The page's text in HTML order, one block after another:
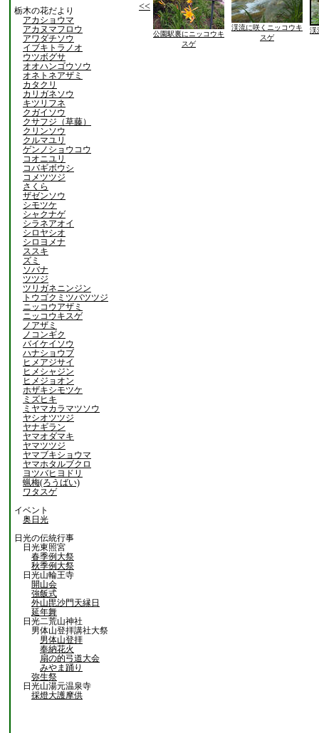
栃木の花だより
アカショウマ
アカヌマフロウ
アワダチソウ
イブキトラノオ
ウツボグサ
オオハンゴウソウ
オネトネアザミ
カタクリ
カリガネソウ
キツリフネ
クガイソウ
クサフジ（草藤）
クリンソウ
クルマユリ
ゲンノショウコウ
コオニユリ
コバギボウシ
コメツツジ
さくら
ザゼンソウ
シモツケ
シャクナゲ
シラネアオイ
シロヤシオ
シロヨメナ
ススキ
ズミ
ソバナ
ツツジ
ツリガネニンジン
トウゴクミツバツツジ
ニッコウアザミ
ニッコウキスゲ
ノアザミ
ノコンギク
バイケイソウ
ハナショウブ
ヒメアジサイ
ヒメシャジン
ヒメジョオン
ホザキシモツケ
ミズヒキ
ミヤマカラマツソウ
ヤシオツツジ
ヤナギラン
ヤマオダマキ
ヤマツツジ
ヤマブキショウマ
ヤマホタルブクロ
ヨツバヒヨドリ
蝋梅(ろうばい)
ワタスゲ
イベント
奥日光
日光の伝統行事
日光東照宮
春季例大祭
秋季例大祭
日光山輪王寺
開山会
強飯式
外山毘沙門天縁日
延年舞
日光二荒山神社
男体山登拝講社大祭
男体山登拝
奉納花火
扇の的弓道大会
みやま踊り
弥生祭
日光山湯元温泉寺
採燈大護摩供
<<
公園駅裏にニッコウキ
スゲ
渓流に咲くニッコウキ
スゲ
渓